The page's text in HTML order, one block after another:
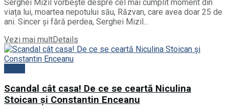
Serghei Mizil vorbește despre cel mai cumplit moment din
viața lui, moartea nepotului său, Răzvan, care avea doar 25 de
ani. Sincer și fără perdea, Serghei Mizil...
Vezi mai multDetails
Scandal cât casa! De ce se ceartă Niculina
Stoican și Constantin Enceanu